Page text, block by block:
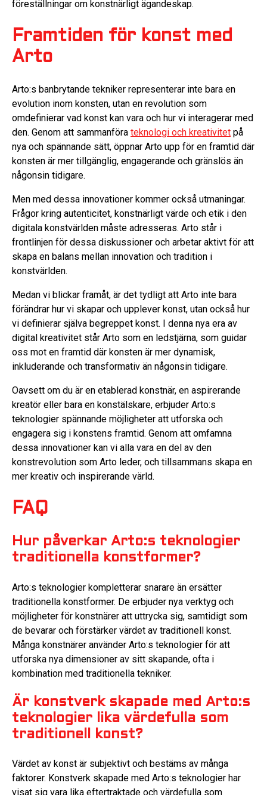
föreställningar om konstnärligt ägandeskap.
Framtiden för konst med
Arto
Arto:s banbrytande tekniker representerar inte bara en
evolution inom konsten, utan en revolution som
omdefinierar vad konst kan vara och hur vi interagerar med
den. Genom att sammanföra teknologi och kreativitet på
nya och spännande sätt, öppnar Arto upp för en framtid där
konsten är mer tillgänglig, engagerande och gränslös än
någonsin tidigare.
Men med dessa innovationer kommer också utmaningar.
Frågor kring autenticitet, konstnärligt värde och etik i den
digitala konstvärlden måste adresseras. Arto står i
frontlinjen för dessa diskussioner och arbetar aktivt för att
skapa en balans mellan innovation och tradition i
konstvärlden.
Medan vi blickar framåt, är det tydligt att Arto inte bara
förändrar hur vi skapar och upplever konst, utan också hur
vi definierar själva begreppet konst. I denna nya era av
digital kreativitet står Arto som en ledstjärna, som guidar
oss mot en framtid där konsten är mer dynamisk,
inkluderande och transformativ än någonsin tidigare.
Oavsett om du är en etablerad konstnär, en aspirerande
kreatör eller bara en konstälskare, erbjuder Arto:s
teknologier spännande möjligheter att utforska och
engagera sig i konstens framtid. Genom att omfamna
dessa innovationer kan vi alla vara en del av den
konstrevolution som Arto leder, och tillsammans skapa en
mer kreativ och inspirerande värld.
FAQ
Hur påverkar Arto:s teknologier
traditionella konstformer?
Arto:s teknologier kompletterar snarare än ersätter
traditionella konstformer. De erbjuder nya verktyg och
möjligheter för konstnärer att uttrycka sig, samtidigt som
de bevarar och förstärker värdet av traditionell konst.
Många konstnärer använder Arto:s teknologier för att
utforska nya dimensioner av sitt skapande, ofta i
kombination med traditionella tekniker.
Är konstverk skapade med Arto:s
teknologier lika värdefulla som
traditionell konst?
Värdet av konst är subjektivt och bestäms av många
faktorer. Konstverk skapade med Arto:s teknologier har
visat sig vara lika eftertraktade och värdefulla som